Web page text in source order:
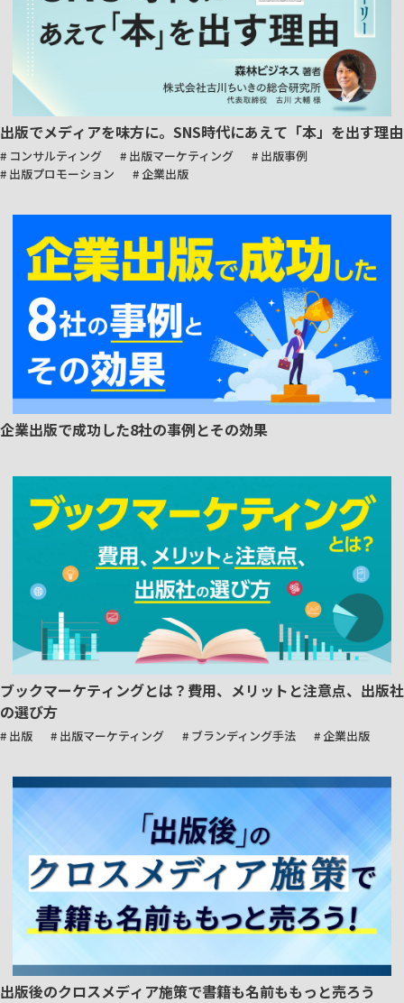
出版でメディアを味方に。SNS時代にあえて「本」を出す理由
# コンサルティング # 出版マーケティング
# 出版事例
# 出版プロモーション
# 企業出版
企業出版で成功した8社の事例とその効果
ブックマーケティングとは？費用、メリットと注意点、出版社
の選び方
# 出版 # 出版マーケティング # ブランディング手法 # 企業出版
出版後のクロスメディア施策で書籍も名前ももっと売ろう